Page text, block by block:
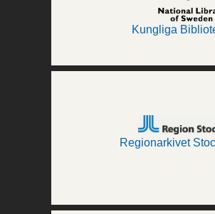
Kungliga
Regionarkivet